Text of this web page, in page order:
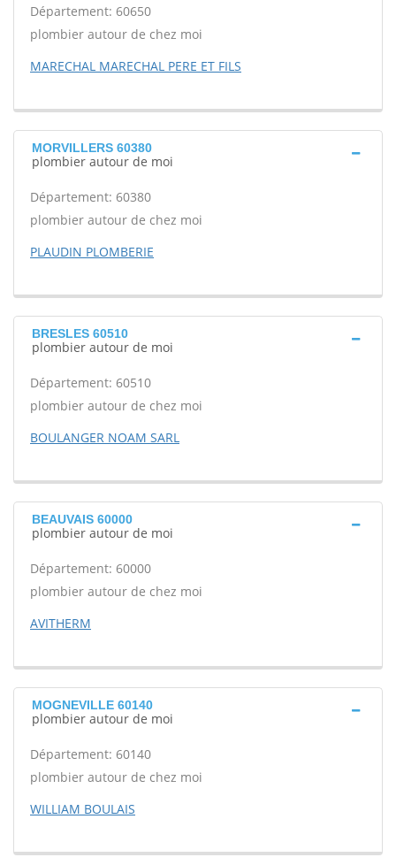
Département: 60650
plombier autour de chez moi
MARECHAL MARECHAL PERE ET FILS
MORVILLERS 60380
plombier autour de moi
Département: 60380
plombier autour de chez moi
PLAUDIN PLOMBERIE
BRESLES 60510
plombier autour de moi
Département: 60510
plombier autour de chez moi
BOULANGER NOAM SARL
BEAUVAIS 60000
plombier autour de moi
Département: 60000
plombier autour de chez moi
AVITHERM
MOGNEVILLE 60140
plombier autour de moi
Département: 60140
plombier autour de chez moi
WILLIAM BOULAIS